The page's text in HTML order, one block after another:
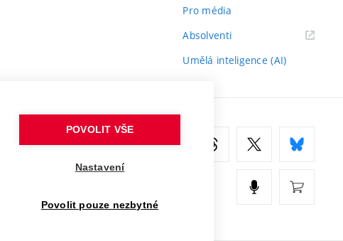
Pro média
Absolventi(externí
Umělá inteligence (AI)
POVOLIT VŠE
Nastavení
Povolit pouze nezbytné